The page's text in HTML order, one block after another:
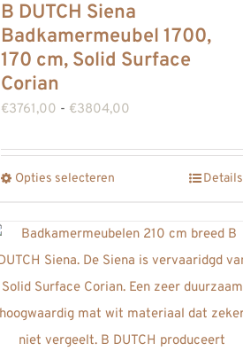
B DUTCH Siena
Badkamermeubel 1700,
170 cm, Solid Surface
Corian
€3761,00 - €3804,00
€3804,00
Opties selecteren
heeft
meerdere
variaties.
Deze
optie
Details